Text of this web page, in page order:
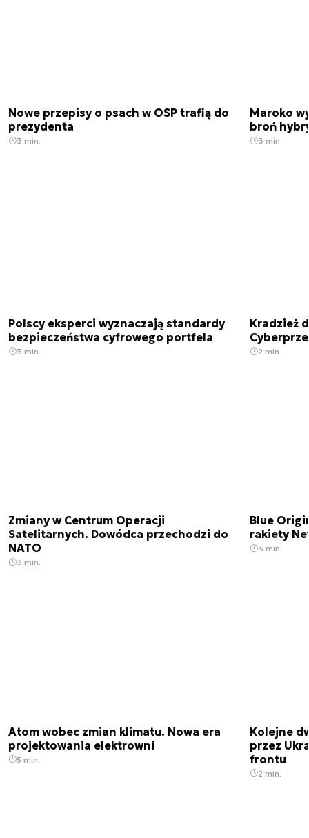
Nowe przepisy o psach w OSP trafią do
prezydenta
3 min.
Maroko
broń
3 min.
Polscy eksperci wyznaczają standardy
bezpieczeństwa cyfrowego portfela
3 min.
Kradzież
2 min.
Zmiany w Centrum Operacji
Satelitarnych. Dowódca przechodzi do
NATO
3 min.
Blue
rakiety
3 min.
Atom wobec zmian klimatu. Nowa era
projektowania elektrowni
5 min.
Kolejne
przez
frontu
2 min.